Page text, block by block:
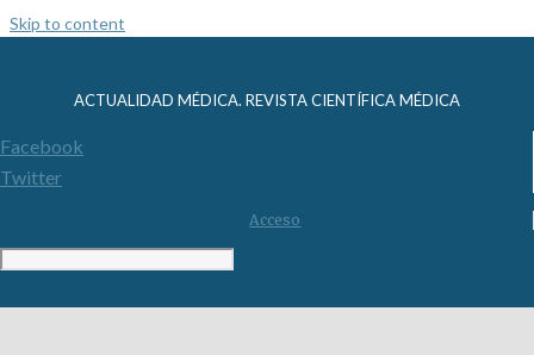
Skip to content
ACTUALIDAD MÉDICA. REVISTA CIENTÍFICA MÉDICA
Facebook
Twitter
Acceso